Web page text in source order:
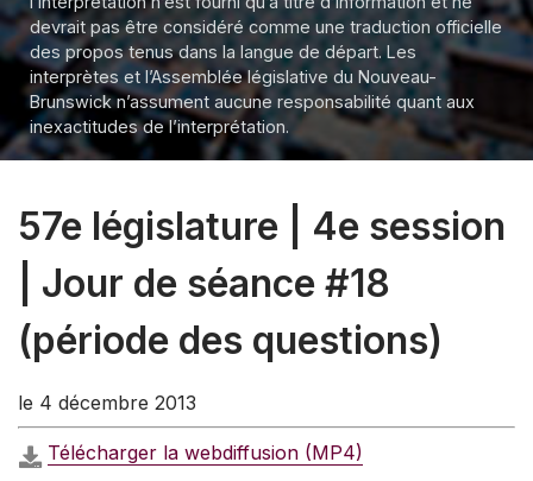
devrait pas être considéré comme une traduction officielle
des propos tenus dans la langue de départ. Les
interprètes et l’Assemblée législative du Nouveau-
Brunswick n’assument aucune responsabilité quant aux
inexactitudes de l’interprétation.
57e législature | 4e session
| Jour de séance #18
(période des questions)
le 4 décembre 2013
Télécharger la webdiffusion (MP4)